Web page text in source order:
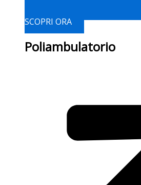
SCOPRI ORA
Poliambulatorio